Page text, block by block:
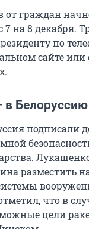
от граждан
7 на 8 декабря.
по
сайте
в Белоруссию
подписали
разместить
что в
цели